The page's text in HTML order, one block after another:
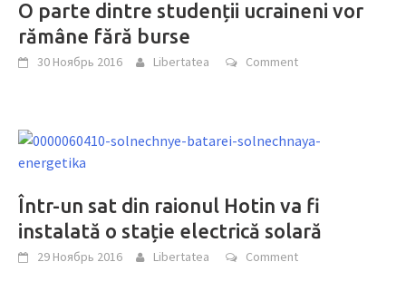
O parte dintre studenții ucraineni vor
rămâne fără burse
30 Ноябрь 2016 Libertatea Comment
Într-un sat din raionul Hotin va fi
instalată o stație electrică solară
29 Ноябрь 2016 Libertatea Comment